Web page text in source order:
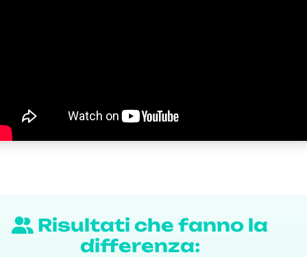
Risultati che fanno la
differenza: